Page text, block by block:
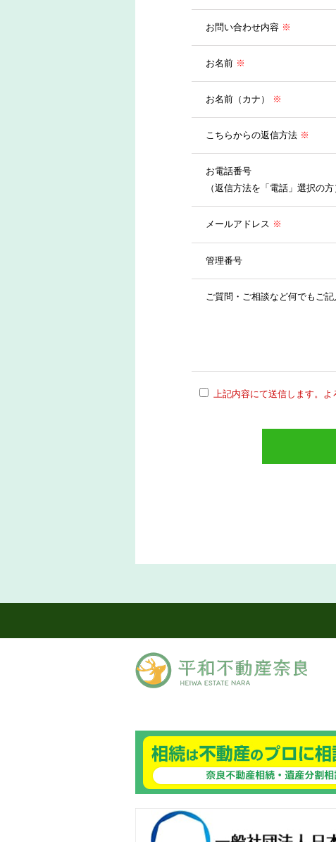
お問い合わせ内容 ※
お名前 ※
お名前（カナ） ※
こちらからの返信方法 ※
お電話番号
（返信方法を「電話」選択の方
メールアドレス ※
管理番号
ご質問・ご相談など何でもご記
上記内容にて送信します。 よ
良ありえへんふどうさん